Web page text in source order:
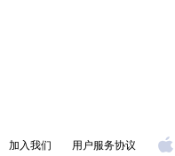
加入我们 用户服务协议